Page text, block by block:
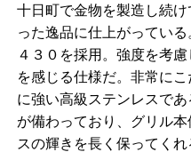
十日町で金物を製造し続
った逸品に仕上がってい
４３０を採用。強度を考
を感じる仕様だ。非常に
に強い高級ステンレスで
が備わっており、グリル
スの輝きを長く保ってく